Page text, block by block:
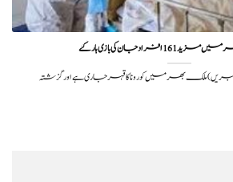
افراد جان کی بازی ہار گئے